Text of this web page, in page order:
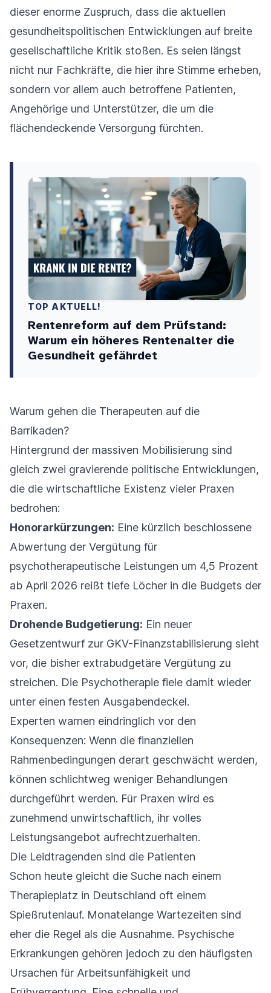
dieser enorme Zuspruch, dass die aktuellen
gesundheitspolitischen Entwicklungen auf breite
gesellschaftliche Kritik stoßen. Es seien längst
nicht nur Fachkräfte, die hier ihre Stimme erheben,
sondern vor allem auch betroffene Patienten,
Angehörige und Unterstützer, die um die
flächendeckende Versorgung fürchten.
TOP AKTUELL!
Rentenreform auf dem Prüfstand:
Warum ein höheres Rentenalter die
Gesundheit gefährdet
Warum gehen die Therapeuten auf die
Barrikaden?
Hintergrund der massiven Mobilisierung sind
gleich zwei gravierende politische Entwicklungen,
die die wirtschaftliche Existenz vieler Praxen
bedrohen:
Honorarkürzungen: Eine kürzlich beschlossene
Abwertung der Vergütung für
psychotherapeutische Leistungen um 4,5 Prozent
ab April 2026 reißt tiefe Löcher in die Budgets der
Praxen.
Drohende Budgetierung: Ein neuer
Gesetzentwurf zur GKV-Finanzstabilisierung sieht
vor, die bisher extrabudgetäre Vergütung zu
streichen. Die Psychotherapie fiele damit wieder
unter einen festen Ausgabendeckel.
Experten warnen eindringlich vor den
Konsequenzen: Wenn die finanziellen
Rahmenbedingungen derart geschwächt werden,
können schlichtweg weniger Behandlungen
durchgeführt werden. Für Praxen wird es
zunehmend unwirtschaftlich, ihr volles
Leistungsangebot aufrechtzuerhalten.
Die Leidtragenden sind die Patienten
Schon heute gleicht die Suche nach einem
Therapieplatz in Deutschland oft einem
Spießrutenlauf. Monatelange Wartezeiten sind
eher die Regel als die Ausnahme. Psychische
Erkrankungen gehören jedoch zu den häufigsten
Ursachen für Arbeitsunfähigkeit und